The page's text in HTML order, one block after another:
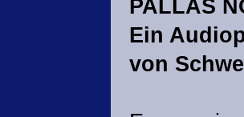
PALLAS
Ein
von